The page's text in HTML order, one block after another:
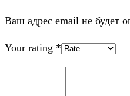
Ваш адрес email не будет
Your rating *